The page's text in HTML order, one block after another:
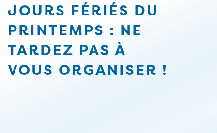
Actualités
Carrières
Implantations
FACTURE ELECTRONIQUE
JOURS FÉRIÉS DU
PRINTEMPS : NE
TARDEZ PAS À
VOUS ORGANISER !